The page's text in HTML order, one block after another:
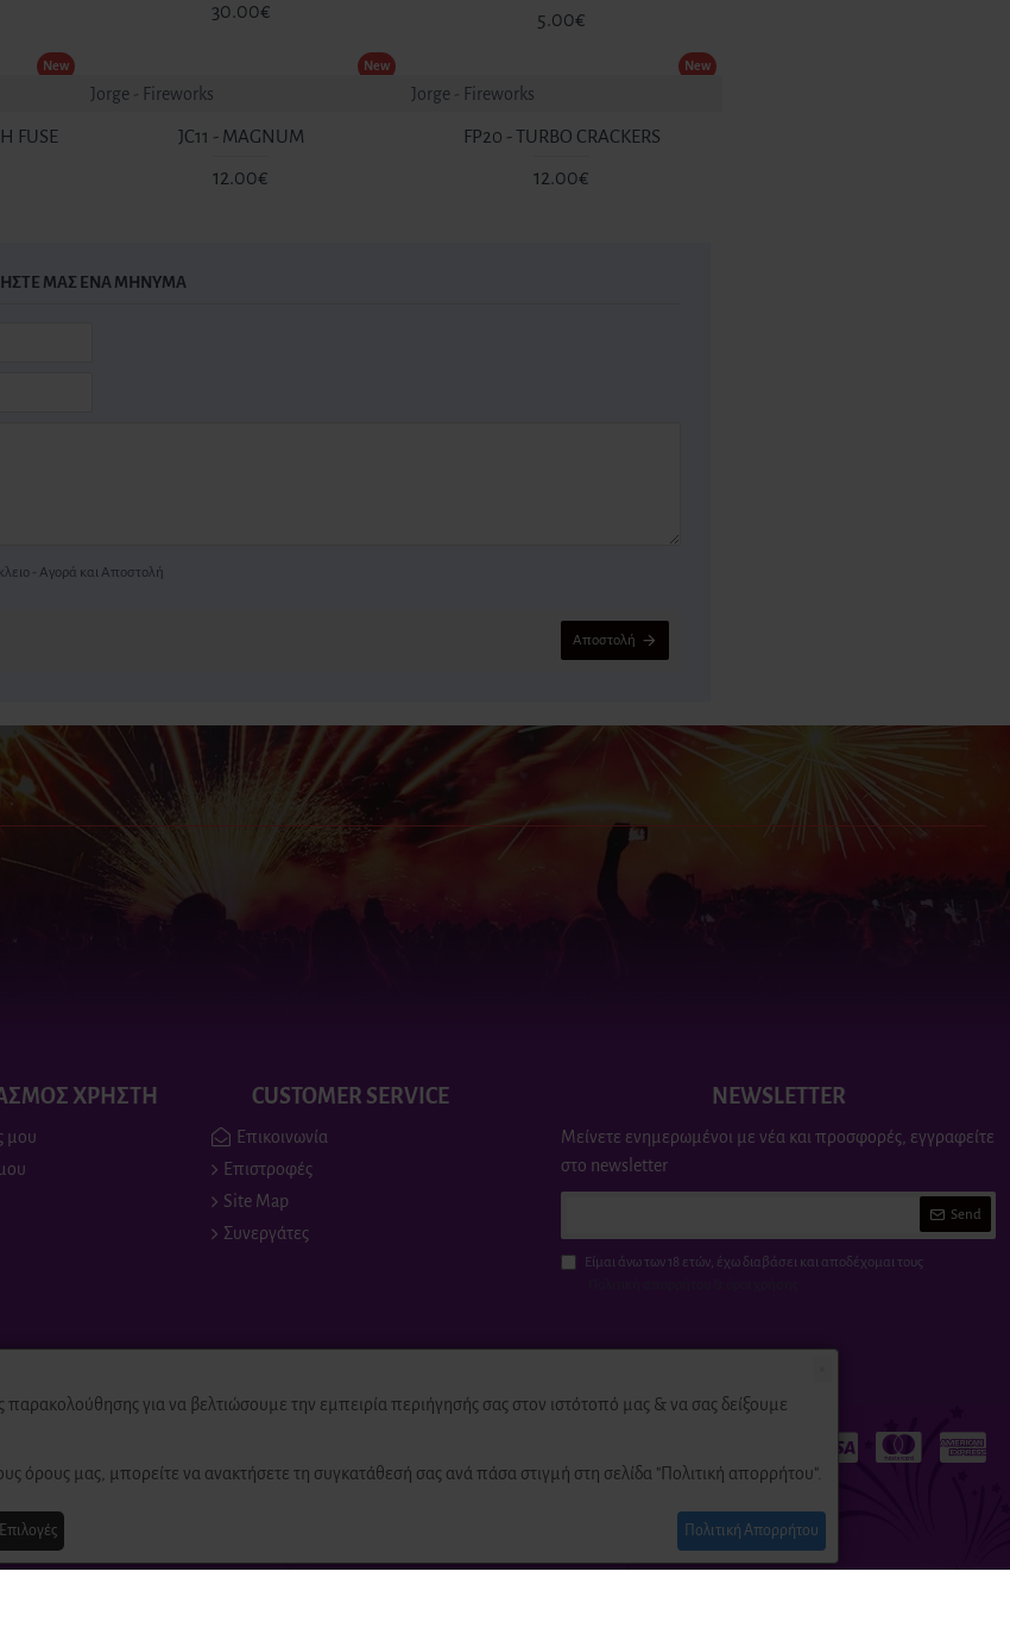
30.00€ 5.00€
New
FUSE
New
Jorge - Fireworks
JC11 - MAGNUM
12.00€
New
Jorge - Fireworks
FP20 - TURBO CRACKERS
12.00€
ΜΑΣ ΈΝΑ ΜΉΝΥΜΑ
Πυροτεχνήματα στo Ηράκλειο - Αγορά και Αποστολή
Αποστολή
ΧΡΗΣΤΗ
μου
CUSTOMER SERVICE
Επικοινωνία
Επιστροφές
Site Map
Συνεργάτες
NEWSLETTER
Μείνετε ενημερωμένοι με νέα και προσφορές, εγγραφείτε
στο newsletter
Send
Είμαι άνω των 18 ετών, έχω διαβάσει και αποδέχομαι τους
παρακολούθησης για να βελτιώσουμε την εμπειρία περιήγησής σας στον ιστότοπό μας & να σας δείξουμε
όρους μας, μπορείτε να ανακτήσετε τη συγκατάθεσή σας ανά πάσα στιγμή στη σελίδα "Πολιτική απορρήτου".
Επιλογές Πολιτική Απορρήτου